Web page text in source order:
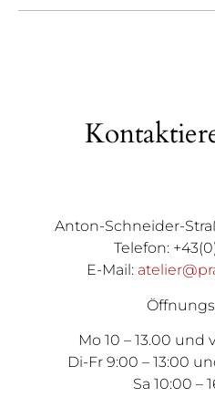
Anton-Schneider-
Telefon:
E-Mail:
Mo 10 – 13.00 und
Di-Fr 9:00 – 13:00
Sa 10:00 –